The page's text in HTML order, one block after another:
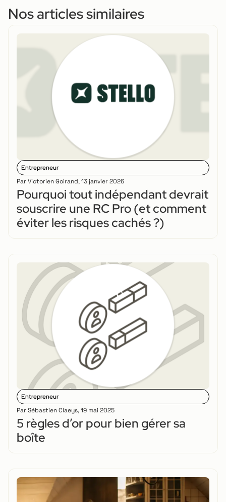
Nos articles similaires
Entrepreneur
Par Victorien Goirand,13 janvier 2026
Pourquoi tout indépendant devrait
souscrire une RC Pro (et comment
éviter les risques cachés ?)
Entrepreneur
Par Sébastien Claeys,19 mai 2025
5 règles d’or pour bien gérer sa
boîte